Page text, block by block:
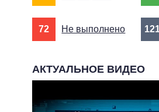
72 Не выполнено
АКТУАЛЬНОЕ ВИДЕО